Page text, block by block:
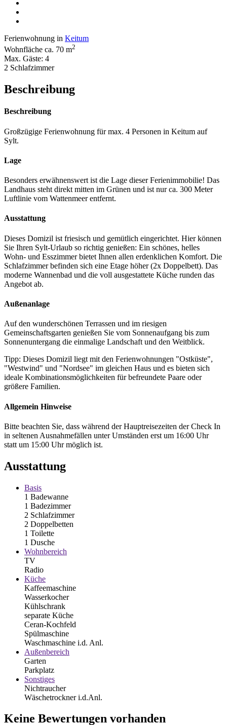
Ferienwohnung in Keitum
Wohnfläche ca. 70 m2
Max. Gäste: 4
2 Schlafzimmer
Beschreibung
Beschreibung
Großzügige Ferienwohnung für max. 4 Personen in Keitum auf
Sylt.
Lage
Besonders erwähnenswert ist die Lage dieser Ferienimmobilie! Das
Landhaus steht direkt mitten im Grünen und ist nur ca. 300 Meter
Luftlinie vom Wattenmeer entfernt.
Ausstattung
Dieses Domizil ist friesisch und gemütlich eingerichtet. Hier können
Sie Ihren Sylt-Urlaub so richtig genießen: Ein schönes, helles
Wohn- und Esszimmer bietet Ihnen allen erdenklichen Komfort. Die
Schlafzimmer befinden sich eine Etage höher (2x Doppelbett). Das
moderne Wannenbad und die voll ausgestattete Küche runden das
Angebot ab.
Außenanlage
Auf den wunderschönen Terrassen und im riesigen
Gemeinschaftsgarten genießen Sie vom Sonnenaufgang bis zum
Sonnenuntergang die einmalige Landschaft und den Weitblick.
Tipp: Dieses Domizil liegt mit den Ferienwohnungen "Ostküste",
"Westwind" und "Nordsee" im gleichen Haus und es bieten sich
ideale Kombinationsmöglichkeiten für befreundete Paare oder
größere Familien.
Allgemein Hinweise
Bitte beachten Sie, dass während der Hauptreisezeiten der Check In
in seltenen Ausnahmefällen unter Umständen erst um 16:00 Uhr
statt um 15:00 Uhr möglich ist.
Ausstattung
Basis
1 Badewanne
1 Badezimmer
2 Schlafzimmer
2 Doppelbetten
1 Toilette
1 Dusche
Wohnbereich
TV
Radio
Küche
Kaffeemaschine
Wasserkocher
Kühlschrank
separate Küche
Ceran-Kochfeld
Spülmaschine
Waschmaschine i.d. Anl.
Außenbereich
Garten
Parkplatz
Sonstiges
Nichtraucher
Wäschetrockner i.d.Anl.
Keine Bewertungen vorhanden